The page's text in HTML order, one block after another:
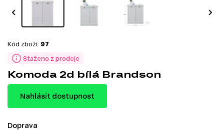
Staženo z prodeje
Kód zboží: 97
Komoda 2d bílá Brandson
Nahlásit dostupnost
Doprava